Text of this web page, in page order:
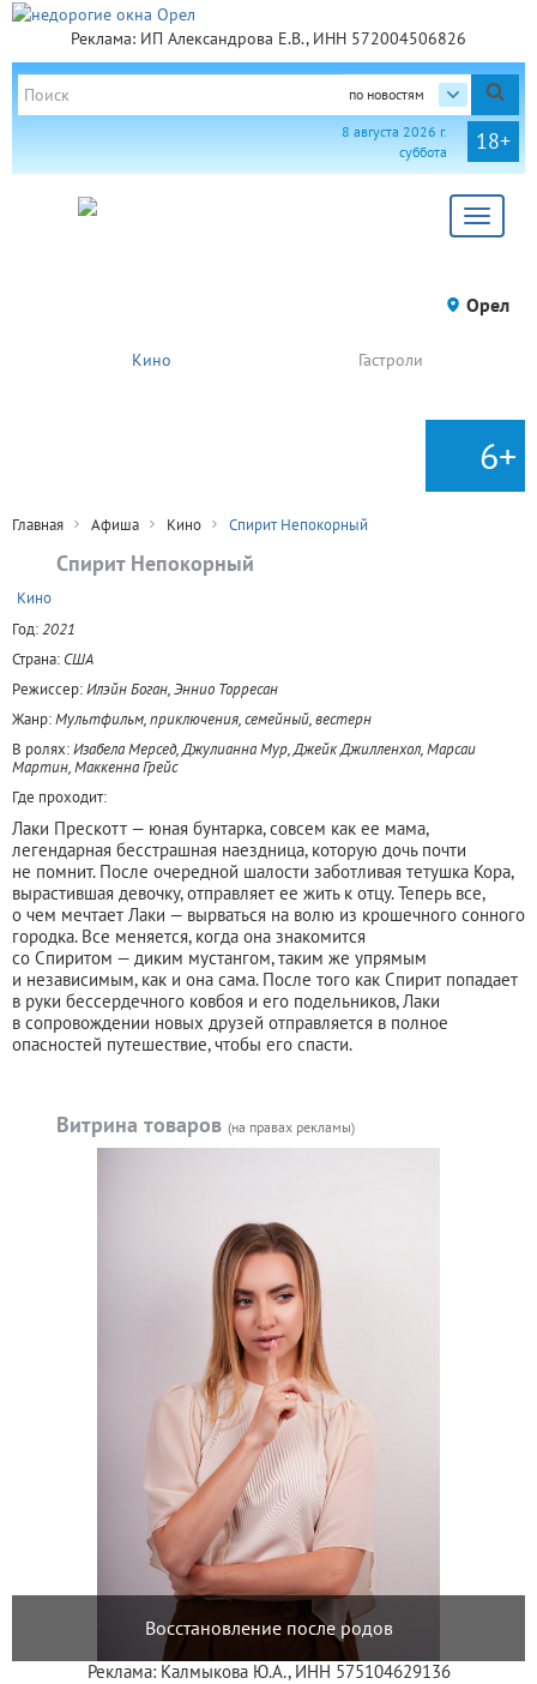
Реклама: ИП Александрова Е.В., ИНН 572004506826
по новостям
18+
8 августа 2026 г.
суббота
Toggle
Орел
Кино Гастроли
6+
Главная Афиша Кино Спирит Непокорный
Спирит Непокорный
Кино
Год:2021
Страна: США
Режиссер:Илэйн Боган, Эннио Торресан
Жанр:Мультфильм, приключения, семейный, вестерн
В ролях:Изабела Мерсед, Джулианна Мур, Джейк Джилленхол, Марсаи
Мартин, Маккенна Грейс
Где проходит:
Лаки Прескотт — юная бунтарка, совсем как ее мама,
легендарная бесстрашная наездница, которую дочь почти
не помнит. После очередной шалости заботливая тетушка Кора,
вырастившая девочку, отправляет ее жить к отцу. Теперь все,
о чем мечтает Лаки — вырваться на волю из крошечного сонного
городка. Все меняется, когда она знакомится
со Спиритом — диким мустангом, таким же упрямым
и независимым, как и она сама. После того как Спирит попадает
в руки бессердечного ковбоя и его подельников, Лаки
в сопровождении новых друзей отправляется в полное
опасностей путешествие, чтобы его спасти.
Витрина товаров (на правах рекламы)
Восстановление после родов
Реклама: Калмыкова Ю.А., ИНН 575104629136